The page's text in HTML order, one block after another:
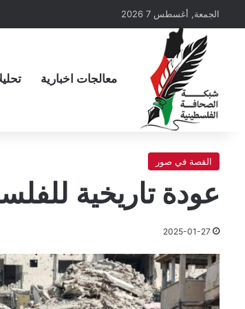
الجمعة, أغسطس 7 2026
معالجات اخبارية
القصة في صور
عودة تاريخية
2025-01-27